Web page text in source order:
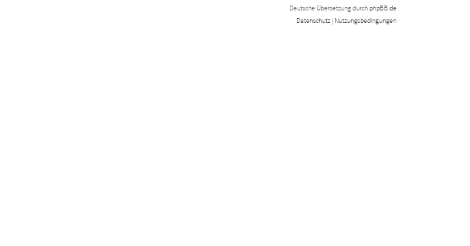
Deutsche Übersetzung durch phpBB.de
Datenschutz | Nutzungsbedingungen